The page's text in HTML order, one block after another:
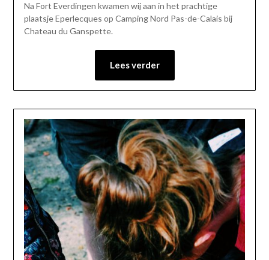
Na Fort Everdingen kwamen wij aan in het prachtige
plaatsje Eperlecques op Camping Nord Pas-de-Calais bij
Chateau du Ganspette.
Lees verder